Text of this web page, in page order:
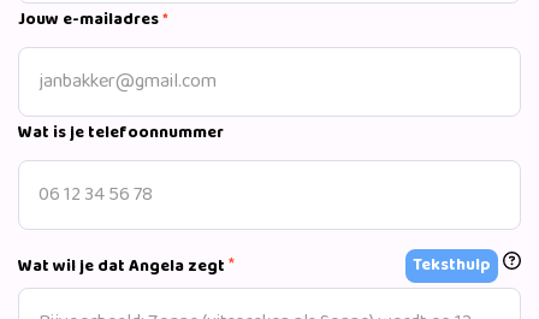
Jouw e-mailadres*
Wat is je telefoonnummer
Wat wil je dat Angela zegt* Teksthulp